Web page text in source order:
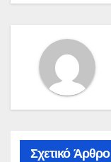
Σχετικό Άρθρο